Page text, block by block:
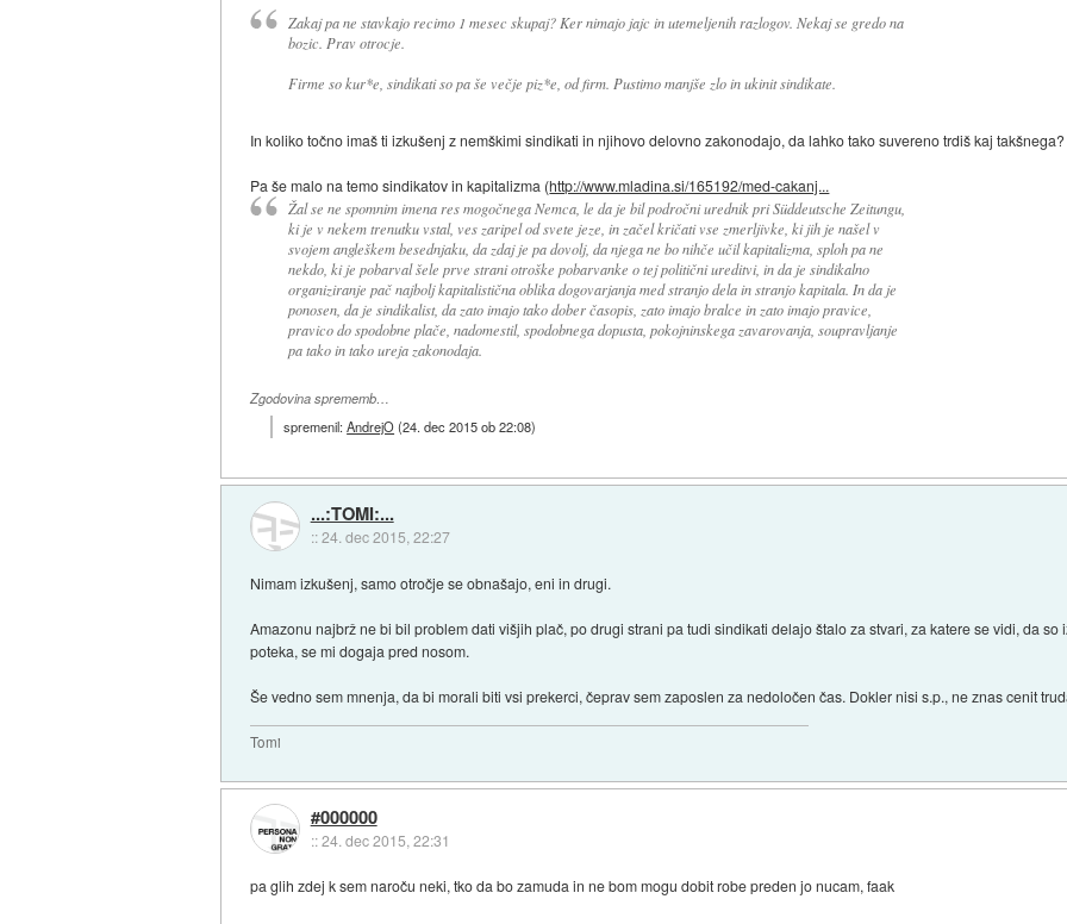
Zakaj pa ne stavkajo recimo 1 mesec skupaj? Ker nimajo jajc in utemeljenih razlogov. Nekaj se gredo na
bozic. Prav otrocje.
Firme so kur*e, sindikati so pa še večje piz*e, od firm. Pustimo manjše zlo in ukinit sindikate.
In koliko točno imaš ti izkušenj z nemškimi sindikati in njihovo delovno zakonodajo, da lahko tako suvereno trdiš kaj takšnega?
Pa še malo na temo sindikatov in kapitalizma (http://www.mladina.si/165192/med-cakanj...
Žal se ne spomnim imena res mogočnega Nemca, le da je bil področni urednik pri Süddeutsche Zeitungu,
ki je v nekem trenutku vstal, ves zaripel od svete jeze, in začel kričati vse zmerljivke, ki jih je našel v
svojem angleškem besednjaku, da zdaj je pa dovolj, da njega ne bo nihče učil kapitalizma, sploh pa ne
nekdo, ki je pobarval šele prve strani otroške pobarvanke o tej politični ureditvi, in da je sindikalno
organiziranje pač najbolj kapitalistična oblika dogovarjanja med stranjo dela in stranjo kapitala. In da je
ponosen, da je sindikalist, da zato imajo tako dober časopis, zato imajo bralce in zato imajo pravice,
pravico do spodobne plače, nadomestil, spodobnega dopusta, pokojninskega zavarovanja, soupravljanje
pa tako in tako ureja zakonodaja.
Zgodovina sprememb…
spremenil:AndrejO(24. dec 2015 ob 22:08)
...:TOMI:...
::24. dec 2015, 22:27
Nimam izkušenj, samo otročje se obnašajo, eni in drugi.
Amazonu najbrž ne bi bil problem dati višjih plač, po drugi strani pa tudi sindikati delajo štalo za stvari, za katere se vidi, da
poteka, se mi dogaja pred nosom.
Še vedno sem mnenja, da bi morali biti vsi prekerci, čeprav sem zaposlen za nedoločen čas. Dokler nisi s.p., ne znas cenit
Tomi
#000000
::24. dec 2015, 22:31
pa glih zdej k sem naroču neki, tko da bo zamuda in ne bom mogu dobit robe preden jo nucam, faak